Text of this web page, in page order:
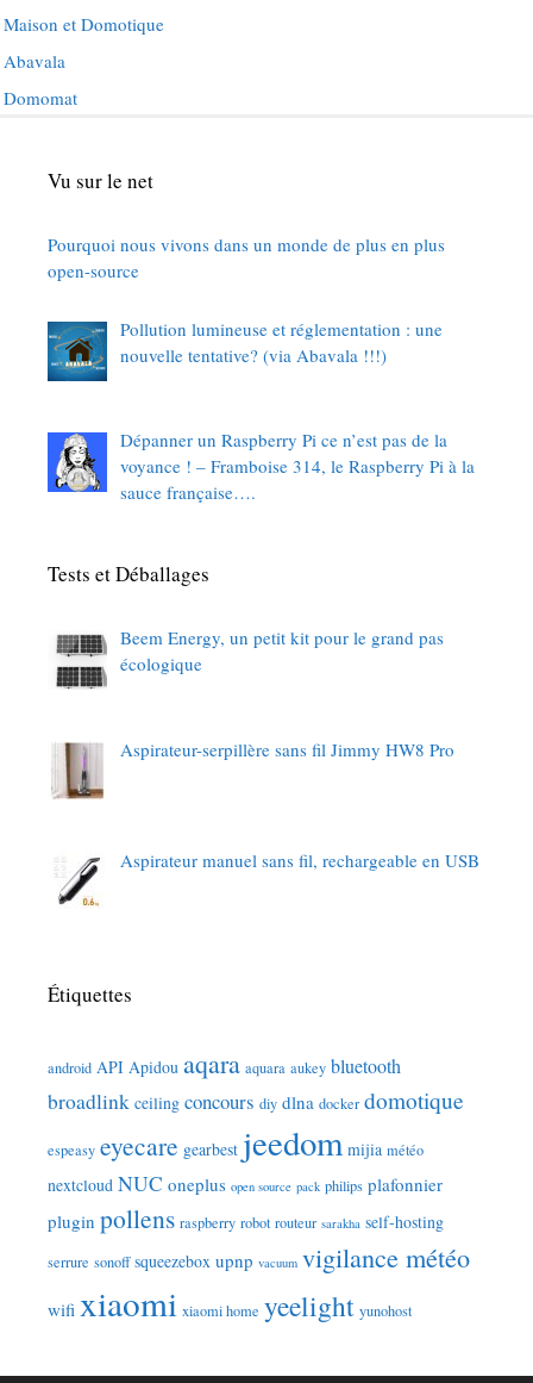
Maison et Domotique
Abavala
Domomat
Vu sur le net
Pourquoi nous vivons dans un monde de plus en plus
open-source
Pollution lumineuse et réglementation : une
nouvelle tentative? (via Abavala !!!)
Dépanner un Raspberry Pi ce n’est pas de la
voyance ! – Framboise 314, le Raspberry Pi à la
sauce française….
Tests et Déballages
Beem Energy, un petit kit pour le grand pas
écologique
Aspirateur-serpillère sans fil Jimmy HW8 Pro
Aspirateur manuel sans fil, rechargeable en USB
Étiquettes
android API Apidou aqara aquara aukey bluetooth
broadlink ceiling concours diy dlna docker domotique
espeasy eyecare gearbest jeedom mijia météo
nextcloud NUC oneplus open source pack philips plafonnier
plugin pollens raspberry robot routeur sarakha self-hosting
serrure sonoff squeezebox upnp vacuum vigilance météo
wifi xiaomi xiaomi home yeelight yunohost